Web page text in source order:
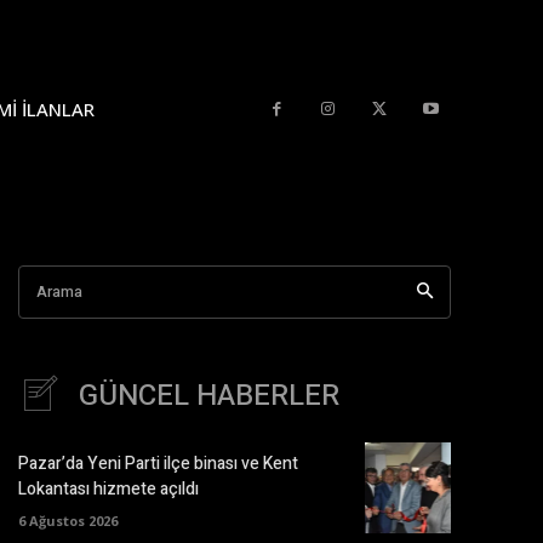
İLANLAR
Arama
GÜNCEL HABERLER
Pazar’da Yeni Parti ilçe binası ve Kent
Lokantası hizmete açıldı
6 Ağustos 2026